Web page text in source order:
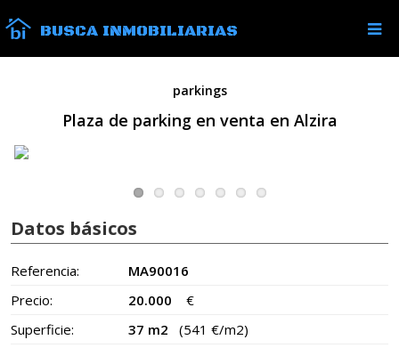
BUSCA INMOBILIARIAS
parkings
Plaza de parking en venta en Alzira
Datos básicos
Referencia:
MA90016
Precio:
20.000
€
Superficie:
37 m2
(541 €/m2)